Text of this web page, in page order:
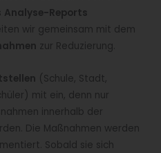
Analyse-Reports
wir gemeinsam mit dem
zur Reduzierung.
(Schule, Stadt,
mit ein, denn nur
innerhalb der
Die Maßnahmen werden
Sobald sie sich